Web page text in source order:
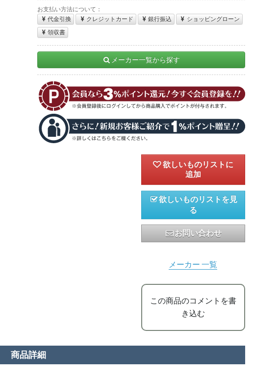
お支払い方法について：
代金引換
クレジットカード 銀行振込
ショッピングローン
領収書
メーカー一覧から探す
欲しいものリストを見
る
お問い合わせ
メーカー 一覧
この商品のコメントを書
き込む
商品詳細